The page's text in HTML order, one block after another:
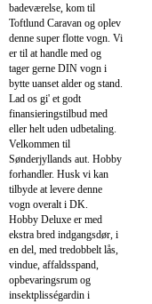
badeværelse, kom til
Toftlund Caravan og oplev
denne super flotte vogn. Vi
er til at handle med og
tager gerne DIN vogn i
bytte uanset alder og stand.
Lad os gi' et godt
finansieringstilbud med
eller helt uden udbetaling.
Velkommen til
Sønderjyllands aut. Hobby
forhandler. Husk vi kan
tilbyde at levere denne
vogn overalt i DK.
Hobby Deluxe er med
ekstra bred indgangsdør, i
en del, med tredobbelt lås,
vindue, affaldsspand,
opbevaringsrum og
insektplisségardin i